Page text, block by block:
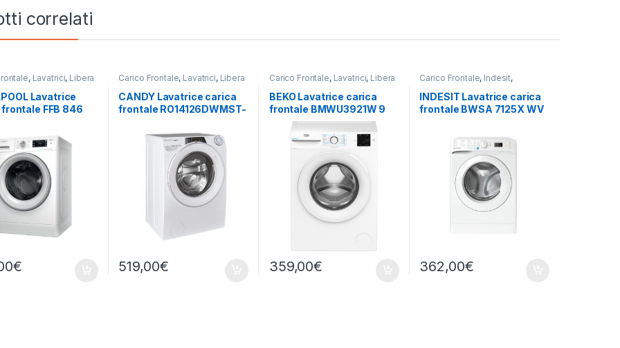
correlati
, Lavatrici, Libera
Whirlpool
Lavatrice
FFB 846
€
Carico Frontale, Lavatrici, Libera
CANDY Lavatrice carica
frontale RO14126DWMST-
519,00€
Carico Frontale, Lavatrici, Libera
BEKO Lavatrice carica
frontale BMWU3921W 9
KG 1200 GIRI
359,00€
Carico Frontale, Indesit,
Libera Installazione
INDESIT Lavatrice carica
frontale BWSA 7125X WV
362,00€